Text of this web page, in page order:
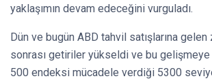
yaklaşımın devam edeceğini vurguladı.
Dün ve bugün ABD tahvil satışlarına gelen
sonrası getiriler yükseldi ve bu gelişmeye
500 endeksi mücadele verdiği 5300